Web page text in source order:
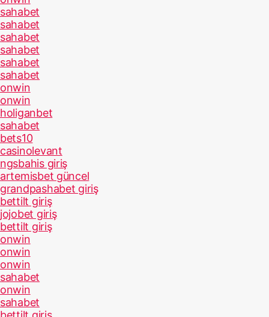
sahabet
sahabet
sahabet
sahabet
sahabet
sahabet
onwin
onwin
holiganbet
sahabet
bets10
casinolevant
ngsbahis giriş
artemisbet güncel
grandpashabet giriş
bettilt giriş
jojobet giriş
bettilt giriş
onwin
onwin
onwin
sahabet
onwin
sahabet